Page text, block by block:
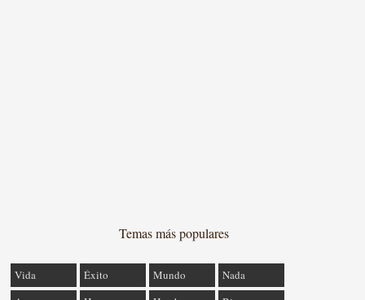
Temas más populares
Vida Éxito Mundo
Nada